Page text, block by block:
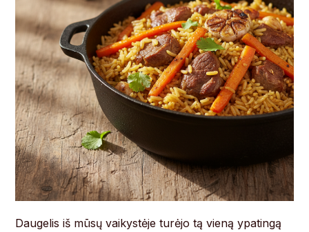
Daugelis iš mūsų vaikystėje turėjo tą vieną ypatingą